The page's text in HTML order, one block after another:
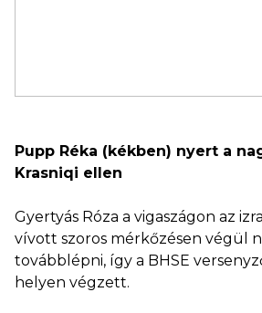
Pupp Réka (kékben) nyert a
Krasniqi ellen
Gyertyás Róza a vigaszágon az
vívott szoros mérkőzésen végül
továbblépni, így a BHSE
helyen végzett.